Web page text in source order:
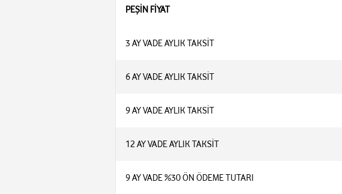
PEŞİN FİYAT
3 AY VADE AYLIK TAKSİT
6 AY VADE AYLIK TAKSİT
9 AY VADE AYLIK TAKSİT
12 AY VADE AYLIK TAKSİT
9 AY VADE %30 ÖN ÖDEME TUTARI